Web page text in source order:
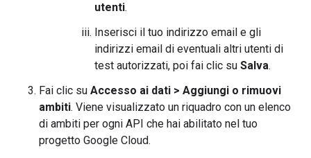
utenti.
Inserisci il tuo indirizzo email e gli
indirizzi email di eventuali altri utenti di
test autorizzati, poi fai clic su Salva.
Fai clic su Accesso ai dati > Aggiungi o rimuovi
ambiti. Viene visualizzato un riquadro con un elenco
di ambiti per ogni API che hai abilitato nel tuo
progetto Google Cloud.